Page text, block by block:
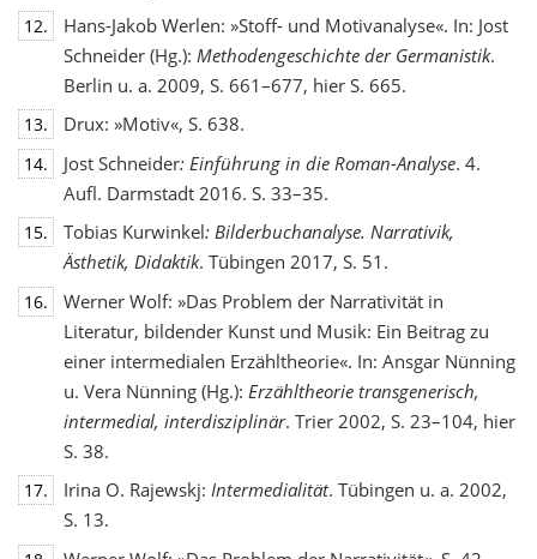
12.
Hans-Jakob Werlen: »Stoff- und Motivanalyse«. In: Jost
Schneider (Hg.): Methodengeschichte der Germanistik.
Berlin u. a. 2009, S. 661–677, hier S. 665.
13. Drux: »Motiv«, S. 638.
14. Jost Schneider: Einführung in die Roman-Analyse. 4.
Aufl. Darmstadt 2016. S. 33–35.
15. Tobias Kurwinkel: Bilderbuchanalyse. Narrativik,
Ästhetik, Didaktik. Tübingen 2017, S. 51.
16.
Werner Wolf: »Das Problem der Narrativität in
Literatur, bildender Kunst und Musik: Ein Beitrag zu
einer intermedialen Erzähltheorie«. In: Ansgar Nünning
u. Vera Nünning (Hg.): Erzähltheorie transgenerisch,
intermedial, interdisziplinär. Trier 2002, S. 23–104, hier
S. 38.
17. Irina O. Rajewskj: Intermedialität. Tübingen u. a. 2002,
S. 13.